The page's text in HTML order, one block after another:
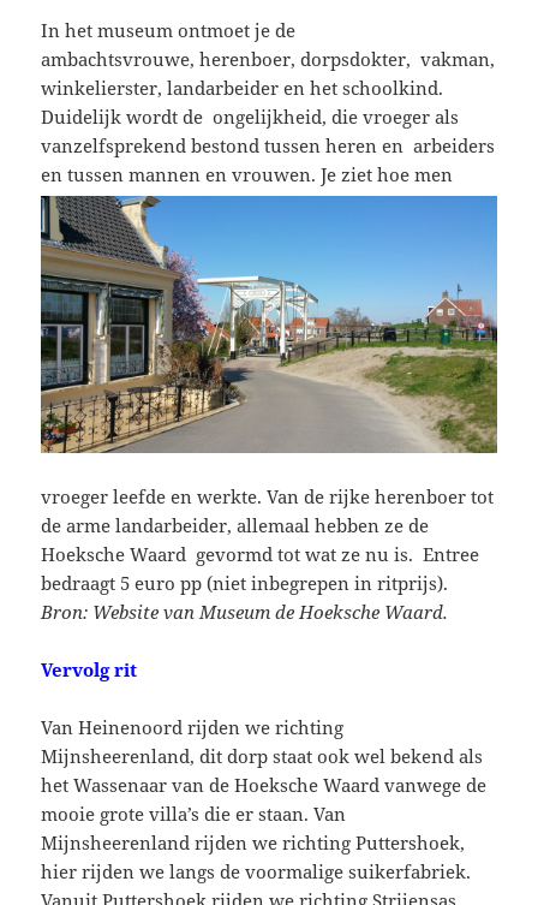
In het museum ontmoet je de
ambachtsvrouwe, herenboer, dorpsdokter, vakman,
winkelierster, landarbeider en het schoolkind.
Duidelijk wordt de ongelijkheid, die vroeger als
vanzelfsprekend bestond tussen heren en arbeiders
en tussen mannen en vrouwen. Je ziet hoe men
vroeger leefde en werkte. Van de rijke herenboer tot
de arme landarbeider, allemaal hebben ze de
Hoeksche Waard gevormd tot wat ze nu is. Entree
bedraagt 5 euro pp (niet inbegrepen in ritprijs).
Bron: Website van Museum de Hoeksche Waard.
Vervolg rit
Van Heinenoord rijden we richting
Mijnsheerenland, dit dorp staat ook wel bekend als
het Wassenaar van de Hoeksche Waard vanwege de
mooie grote villa’s die er staan. Van
Mijnsheerenland rijden we richting Puttershoek,
hier rijden we langs de voormalige suikerfabriek.
Vanuit Puttershoek rijden we richting Strijensas